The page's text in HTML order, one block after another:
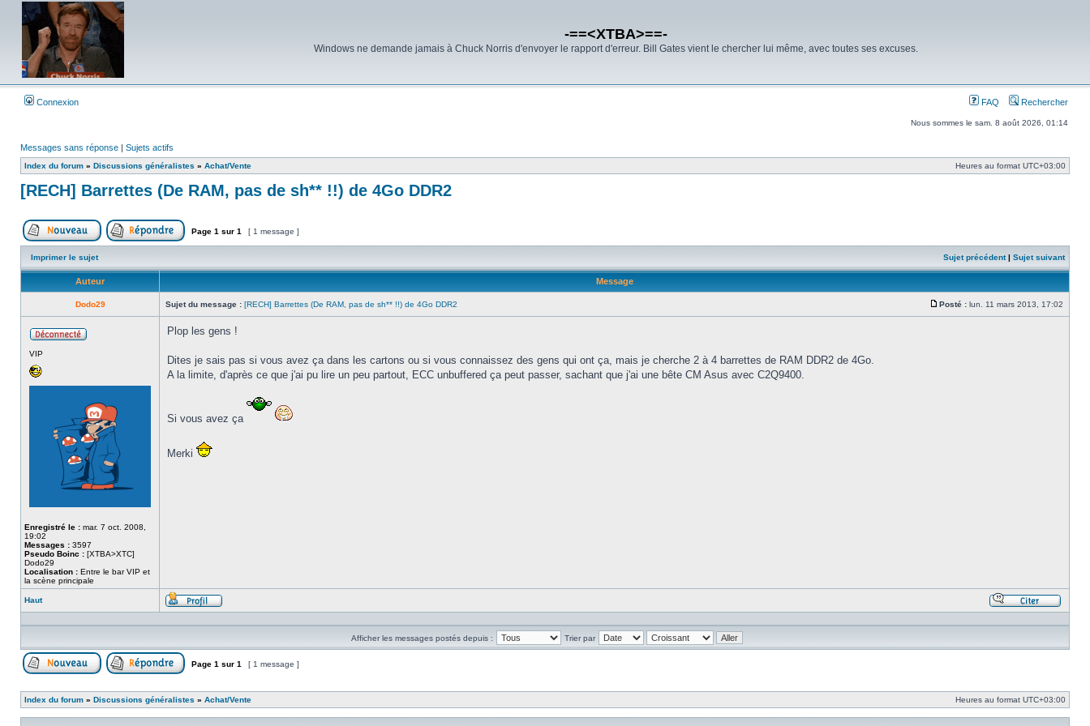
-==<XTBA>==-
Windows ne demande jamais à Chuck Norris d'envoyer le rapport d'erreur. Bill Gates vient le chercher lui même, avec toutes ses excuses.
Connexion FAQ Rechercher
Nous sommes le sam. 8 août 2026, 01:14
Messages sans réponse | Sujets actifs
Index du forum » Discussions généralistes » Achat/Vente Heures au format UTC+03:00
[RECH] Barrettes (De RAM, pas de sh** !!) de 4Go DDR2
Poster un nouveau sujetRépondre au sujet
Page 1 sur 1 [ 1 message ]
Imprimer le sujet Sujet précédent| Sujet suivant
Auteur Message
Dodo29 Sujet du message : [RECH] Barrettes (De RAM, pas de sh** !!) de 4Go DDR2
Posté : lun. 11 mars 2013, 17:02
VIP
Enregistré le : mar. 7 oct. 2008,
19:02
Messages : 3597
Pseudo Boinc : [XTBA>XTC]
Dodo29
Localisation : Entre le bar VIP et
la scène principale
Plop les gens !
Dites je sais pas si vous avez ça dans les cartons ou si vous connaissez des gens qui ont ça, mais je cherche 2 à 4 barrettes de RAM DDR2 de 4Go.
A la limite, d'après ce que j'ai pu lire un peu partout, ECC unbuffered ça peut passer, sachant que j'ai une bête CM Asus avec C2Q9400.
Si vous avez ça
Merki
Haut
Profil
Afficher les messages postés depuis : Trier par
Page 1 sur 1 [ 1 message ]
Index du forum » Discussions généralistes » Achat/Vente Heures au format UTC+03:00